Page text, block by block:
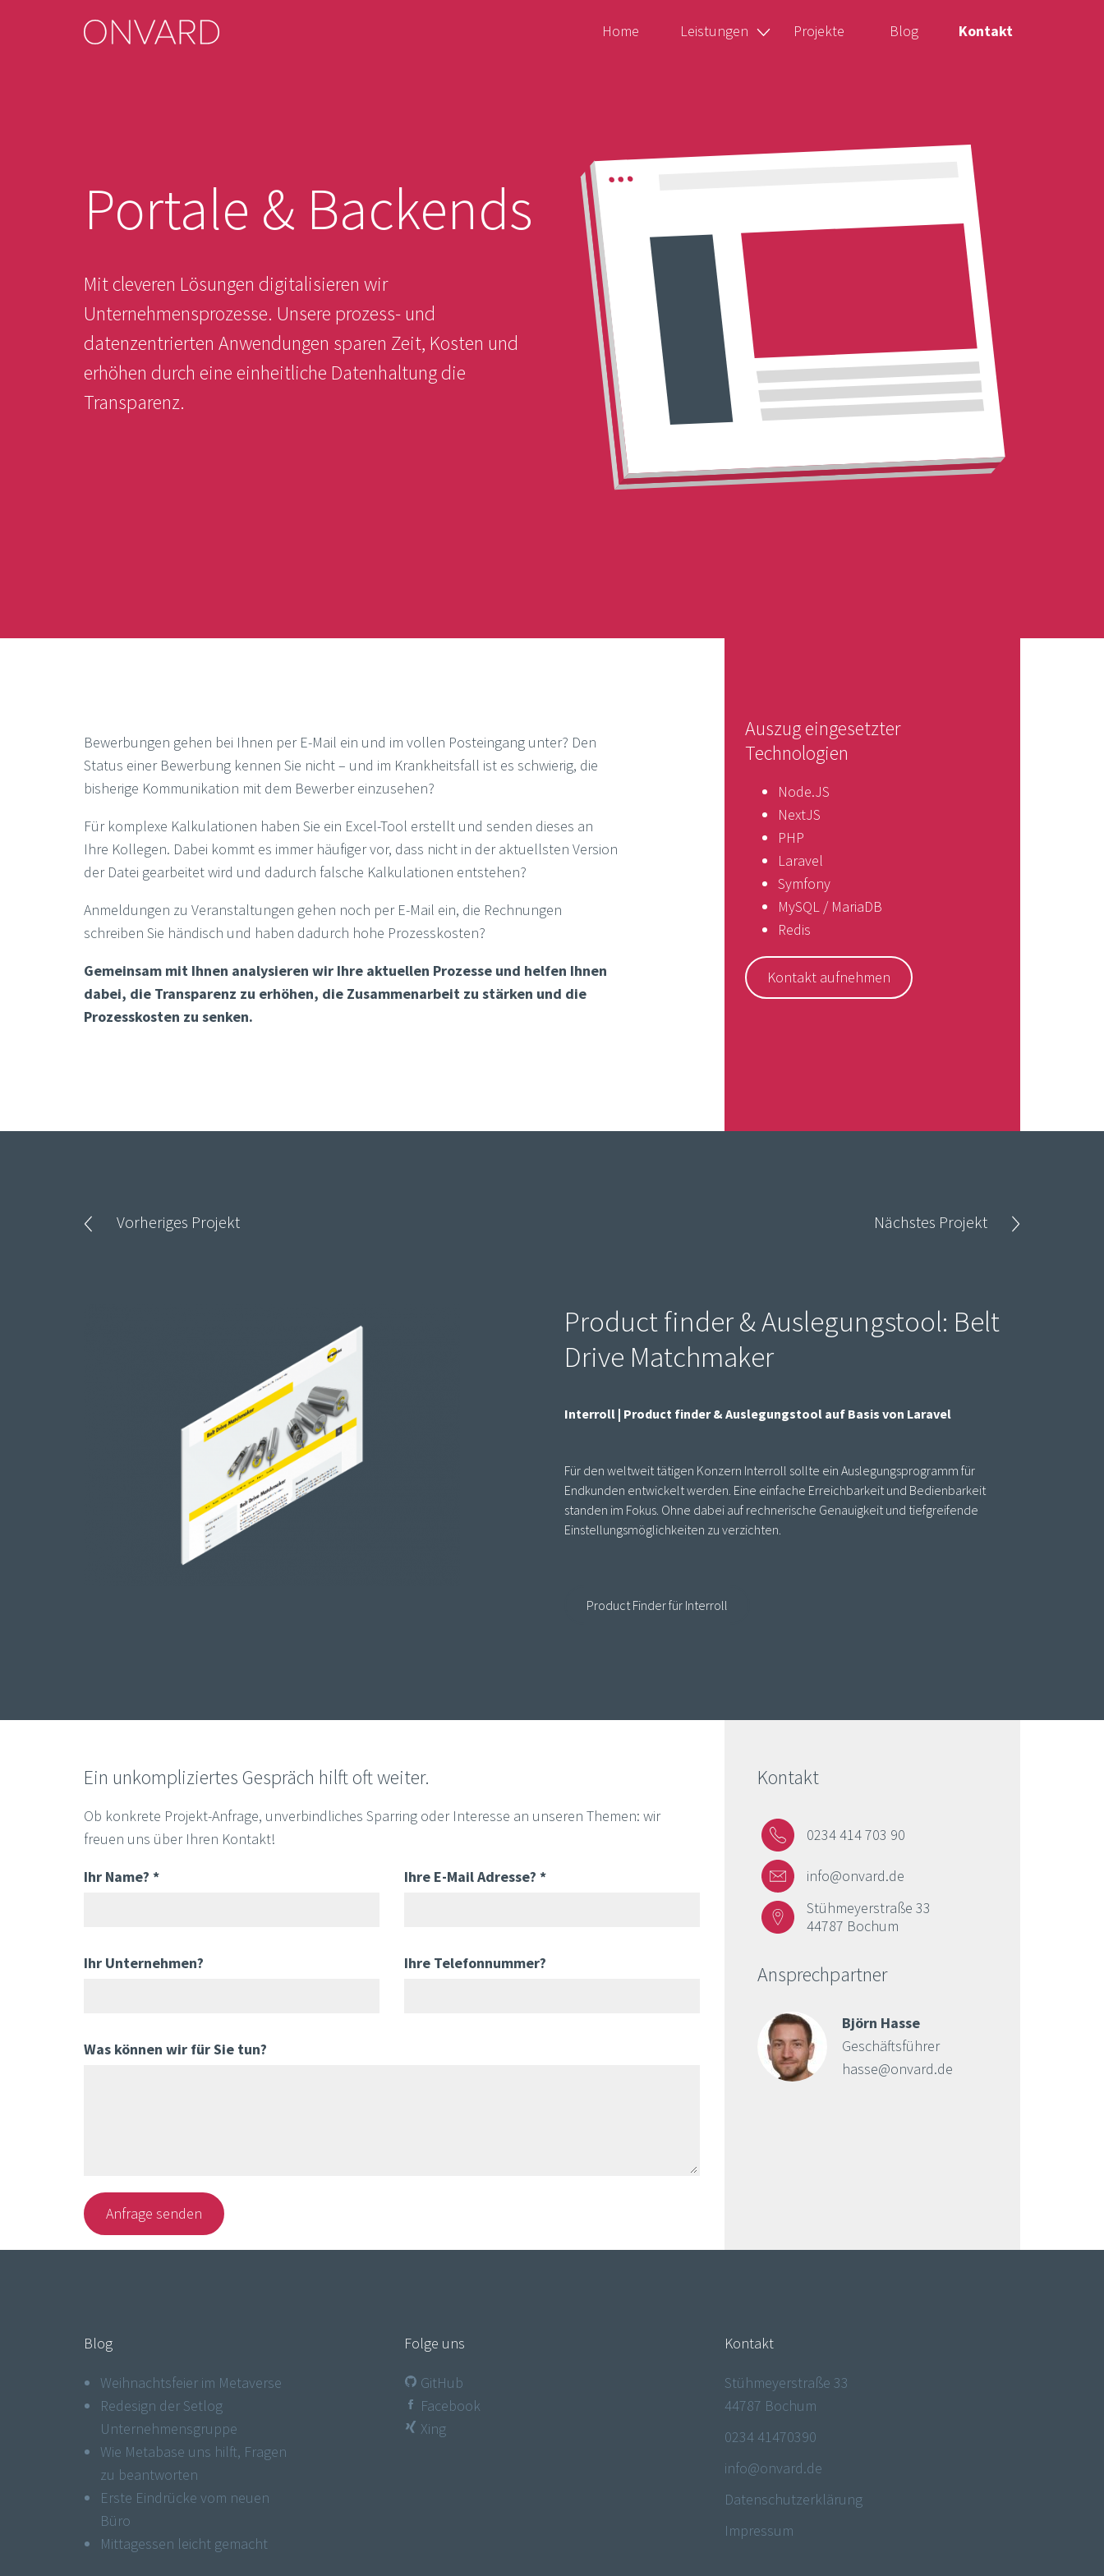
Home Leistungen Projekte Blog Kontakt
Portale & Backends
Mit cleveren Lösungen digitalisieren wir
Unternehmensprozesse. Unsere prozess- und
datenzentrierten Anwendungen sparen Zeit, Kosten und
erhöhen durch eine einheitliche Datenhaltung die
Transparenz.
Bewerbungen gehen bei Ihnen per E-Mail ein und im vollen Posteingang unter? Den
Status einer Bewerbung kennen Sie nicht – und im Krankheitsfall ist es schwierig, die
bisherige Kommunikation mit dem Bewerber einzusehen?
Für komplexe Kalkulationen haben Sie ein Excel-Tool erstellt und senden dieses an
Ihre Kollegen. Dabei kommt es immer häufiger vor, dass nicht in der aktuellsten Version
der Datei gearbeitet wird und dadurch falsche Kalkulationen entstehen?
Anmeldungen zu Veranstaltungen gehen noch per E-Mail ein, die Rechnungen
schreiben Sie händisch und haben dadurch hohe Prozesskosten?
Gemeinsam mit Ihnen analysieren wir Ihre aktuellen Prozesse und helfen Ihnen
dabei, die Transparenz zu erhöhen, die Zusammenarbeit zu stärken und die
Prozesskosten zu senken.
Auszug eingesetzter
Technologien
Node.JS
NextJS
PHP
Laravel
Symfony
MySQL / MariaDB
Redis
Kontakt aufnehmen
Vorheriges Projekt Nächstes Projekt
Product finder & Auslegungstool: Belt
Drive Matchmaker
Interroll | Product finder & Auslegungstool auf Basis von Laravel
Für den weltweit tätigen Konzern Interroll sollte ein Auslegungsprogramm für
Endkunden entwickelt werden. Eine einfache Erreichbarkeit und Bedienbarkeit
standen im Fokus. Ohne dabei auf rechnerische Genauigkeit und tiefgreifende
Einstellungsmöglichkeiten zu verzichten.
Product Finder für Interroll
Ein unkompliziertes Gespräch hilft oft weiter.
Ob konkrete Projekt-Anfrage, unverbindliches Sparring oder Interesse an unseren Themen: wir
freuen uns über Ihren Kontakt!
Ihr Name? *
Ihre E-Mail Adresse? *
Ihr Unternehmen? Ihre Telefonnummer?
Was können wir für Sie tun?
Anfrage senden
Kontakt
0234 414 703 90
info@onvard.de
Stühmeyerstraße 33
44787 Bochum
Ansprechpartner
Björn Hasse
Geschäftsführer
hasse@onvard.de
Blog
Weihnachtsfeier im Metaverse
Redesign der Setlog
Unternehmens­gruppe
Wie Metabase uns hilft, Fragen
zu beantworten
Erste Eindrücke vom neuen
Büro
Mittagessen leicht gemacht
Folge uns
GitHub
Facebook
Xing
Kontakt
Stühmeyerstraße 33
44787 Bochum
0234 41470390
info@onvard.de
Datenschutzerklärung
Impressum